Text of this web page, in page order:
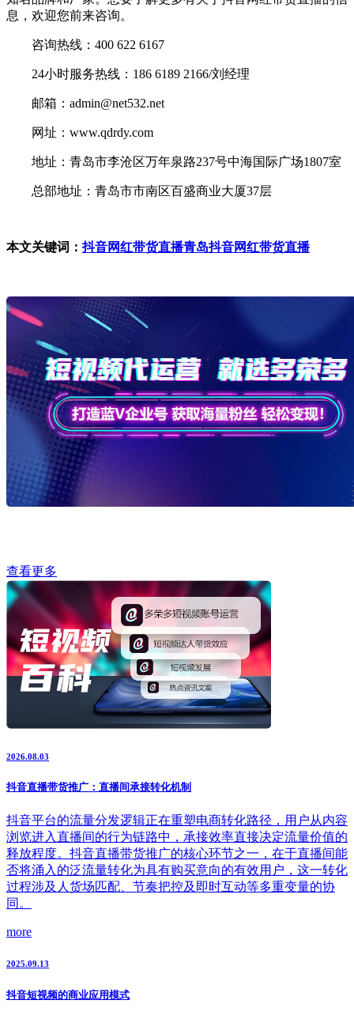
息，欢迎您前来咨询。
咨询热线：400 622 6167
24小时服务热线：186 6189 2166/刘经理
邮箱：admin@net532.net
网址：www.qdrdy.com
地址：青岛市李沧区万年泉路237号中海国际广场1807室
总部地址：青岛市市南区百盛商业大厦37层
本文关键词：抖音网红带货直播青岛抖音网红带货直播
查看更多
2026.08.03
抖音直播带货推广：直播间承接转化机制
抖音平台的流量分发逻辑正在重塑电商转化路径，用户从内容
浏览进入直播间的行为链路中，承接效率直接决定流量价值的
释放程度。抖音直播带货推广的核心环节之一，在于直播间能
否将涌入的泛流量转化为具有购买意向的有效用户，这一转化
过程涉及人货场匹配、节奏把控及即时互动等多重变量的协
同。
more
2025.09.13
抖音短视频的商业应用模式